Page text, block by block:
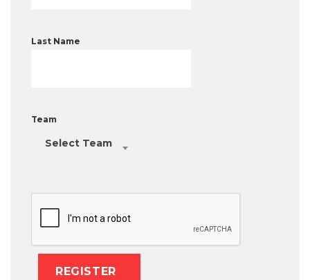
Last Name
Team
Select Team